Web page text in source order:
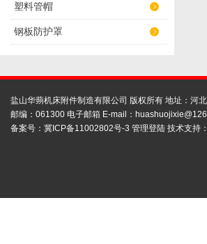
塑料管帽
钢板防护罩
盐山华蒴机床附件制造有限公司 版权所有 地址：河
邮编：061300 电子邮箱 E-mail：
备案号： 冀ICP备11002802号-3 管理登陆 技术支持：